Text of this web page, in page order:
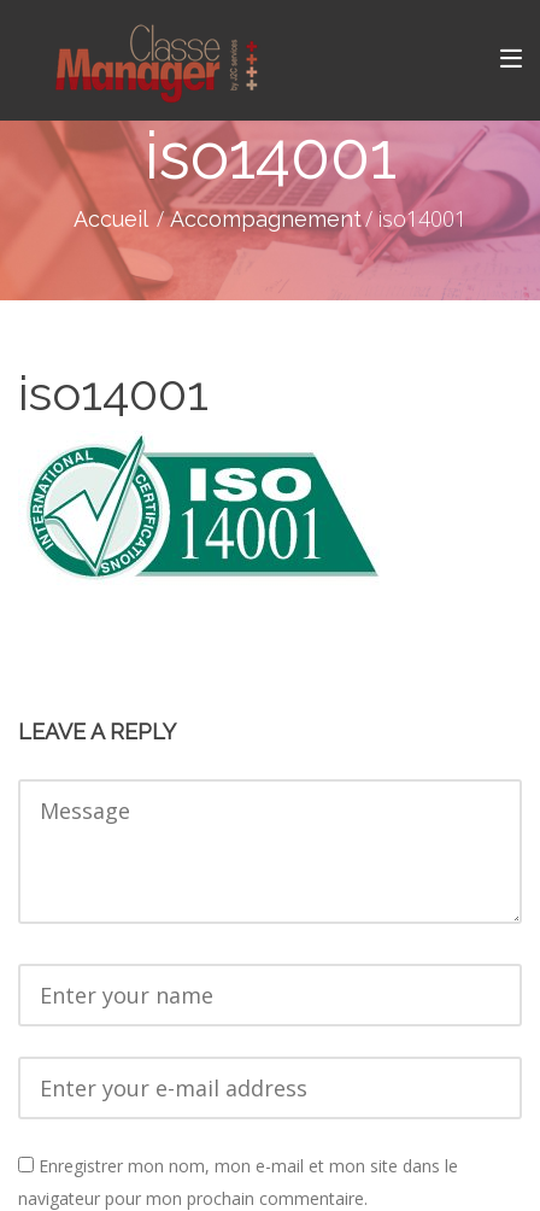
iso14001
Accueil Accompagnement iso14001
iso14001
LEAVE A REPLY
Enregistrer mon nom, mon e-mail et mon site dans le
navigateur pour mon prochain commentaire.